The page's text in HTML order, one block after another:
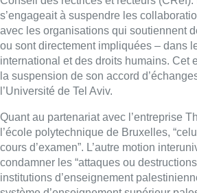
système d’enseignement supérieur
universités doivent être et rester un
tolérance et de solidarité entre les
violence de la guerre ne peut sous
la violence sur nos campus”, a conclu
Un nouveau club de
ses portes à Evere :
comme on voit à la